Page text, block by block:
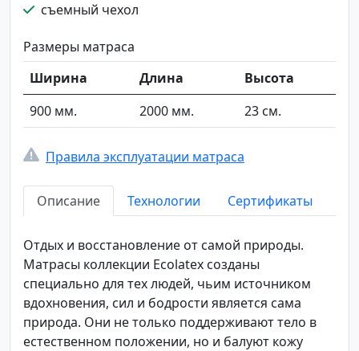
съемный чехол
Размеры матраса
Ширина
Длина
Высота
900 мм.
2000 мм. 23 см.
Правила эксплуатации матраса
Описание Технологии Сертификаты
Отдых и восстановление от самой природы.
Матрасы коллекции Ecolatex созданы
специально для тех людей, чьим источником
вдохновения, сил и бодрости является сама
природа. Они не только поддерживают тело в
естественном положении, но и балуют кожу